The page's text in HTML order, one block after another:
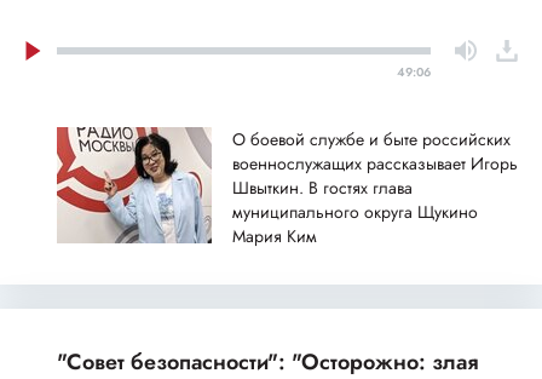
49:06
О боевой службе и быте российских
военнослужащих рассказывает Игорь
Швыткин. В гостях глава
муниципального округа Щукино
Мария Ким
"Совет безопасности": "Осторожно: злая